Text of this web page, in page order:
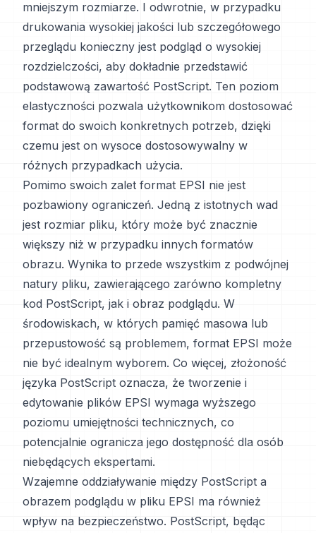
mniejszym rozmiarze. I odwrotnie, w przypadku
drukowania wysokiej jakości lub szczegółowego
przeglądu konieczny jest podgląd o wysokiej
rozdzielczości, aby dokładnie przedstawić
podstawową zawartość PostScript. Ten poziom
elastyczności pozwala użytkownikom dostosować
format do swoich konkretnych potrzeb, dzięki
czemu jest on wysoce dostosowywalny w
różnych przypadkach użycia.
Pomimo swoich zalet format EPSI nie jest
pozbawiony ograniczeń. Jedną z istotnych wad
jest rozmiar pliku, który może być znacznie
większy niż w przypadku innych formatów
obrazu. Wynika to przede wszystkim z podwójnej
natury pliku, zawierającego zarówno kompletny
kod PostScript, jak i obraz podglądu. W
środowiskach, w których pamięć masowa lub
przepustowość są problemem, format EPSI może
nie być idealnym wyborem. Co więcej, złożoność
języka PostScript oznacza, że tworzenie i
edytowanie plików EPSI wymaga wyższego
poziomu umiejętności technicznych, co
potencjalnie ogranicza jego dostępność dla osób
niebędących ekspertami.
Wzajemne oddziaływanie między PostScript a
obrazem podglądu w pliku EPSI ma również
wpływ na bezpieczeństwo. PostScript, będąc